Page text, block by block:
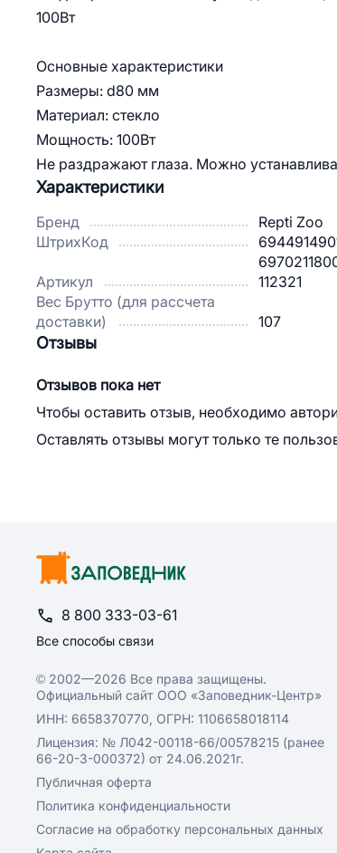
100Вт
Основные характеристики
Размеры: d80 мм
Материал: стекло
Мощность: 100Вт
Не раздражают глаза. Можно
Характеристики
Бренд
Repti Zoo
ШтрихКод
Артикул
112321
Вес Брутто (для рассчета
доставки)
107
Отзывы
Отзывов пока нет
Чтобы оставить отзыв, необходимо
Оставлять отзывы могут только те
8 800 333-03-61
Все способы связи
© 2002—2026 Все права защищены.
Официальный сайт ООО «Заповедник-Центр»
ИНН: 6658370770, ОГРН: 1106658018114
Лицензия: № Л042-00118-66/00578215 (ранее
66-20-3-000372) от 24.06.2021г.
Публичная оферта
Политика конфиденциальности
Согласие на обработку персональных данных